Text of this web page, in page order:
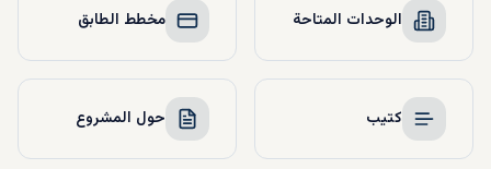
الوحدات المتاحة مخطط الطابق
كتيب حول المشروع